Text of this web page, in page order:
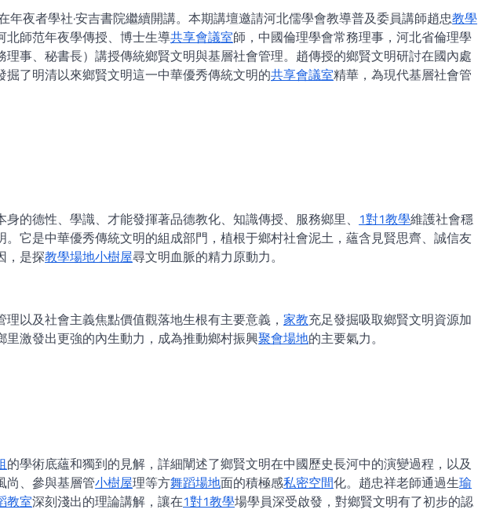
年夜者學社·安吉書院繼續開講。本期講壇邀請河北儒學會教導普及委員講師趙忠教學
北師范年夜學傳授、博士生導共享會議室師，中國倫理學會常務理事，河北省倫理學
事、秘書長）講授傳統鄉賢文明與基層社會管理。趙傳授的鄉賢文明研討在國內處
掘了明清以來鄉賢文明這一中華優秀傳統文明的共享會議室精華，為現代基層社會管
的德性、學識、才能發揮著品德教化、知識傳授、服務鄉里、 1對1教學維護社會穩
。它是中華優秀傳統文明的組成部門，植根于鄉村社會泥土，蘊含見賢思齊、誠信友
，是探教學場地小樹屋尋文明血脈的精力原動力。
以及社會主義焦點價值觀落地生根有主要意義， 家教充足發掘吸取鄉賢文明資源加
里激發出更強的內生動力，成為推動鄉村振興聚會場地的主要氣力。
的學術底蘊和獨到的見解，詳細闡述了鄉賢文明在中國歷史長河中的演變過程，以及
尚、參與基層管小樹屋理等方舞蹈場地面的積極感私密空間化。趙忠祥老師通過生瑜
教室深刻淺出的理論講解，讓在1對1教學場學員深受啟發，對鄉賢文明有了初步的認